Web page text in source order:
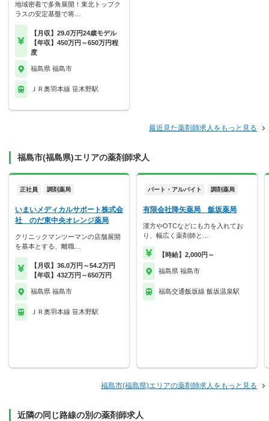
地域密着で多角展開！東北トップク
ラスの安定基盤で将…
【月収】29.0万円24歳モデル
【年収】450万円～650万円程
度
福島県 福島市
ＪＲ奥羽本線 笹木野駅
最近見た薬剤師求人をもっと見る
福島市(福島県)エリアの薬剤師求人
正社員 調剤薬局
いまいメディカルサポート株式会
社 のだ東中央オレンジ薬局
クリニックマンツーマンの店舗展開
を基本とする、離職…
【月収】36.0万円～54.2万円
【年収】432万円～650万円
福島県 福島市
ＪＲ奥羽本線 笹木野駅
パート・アルバイト 調剤薬局
有限会社降矢薬局 飯坂薬局
漢方やOTCなどにも力を入れてお
り、幅広く薬剤師と…
【時給】2,000円～
福島県 福島市
福島交通飯坂線 飯坂温泉駅
福島市(福島県)エリアの薬剤師求人をもっと見る
近隣の同じ路線の別の薬剤師求人